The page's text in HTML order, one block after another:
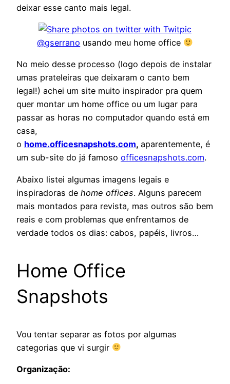
deixar esse canto mais legal.
@gserrano usando meu home office
No meio desse processo (logo depois de instalar
umas prateleiras que deixaram o canto bem
legal!) achei um site muito inspirador pra quem
quer montar um home office ou um lugar para
passar as horas no computador quando está em
casa,
o home.officesnapshots.com, aparentemente, é
um sub-site do já famoso officesnapshots.com.
Abaixo listei algumas imagens legais e
inspiradoras de home offices. Alguns parecem
mais montados para revista, mas outros são bem
reais e com problemas que enfrentamos de
verdade todos os dias: cabos, papéis, livros…
Home Office
Snapshots
Vou tentar separar as fotos por algumas
categorias que vi surgir
Organização: